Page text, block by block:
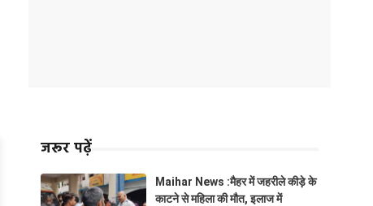
जरूर पढ़ें
Maihar News :मैहर में जहरीले कीड़े के
काटने से महिला की मौत, इलाज में